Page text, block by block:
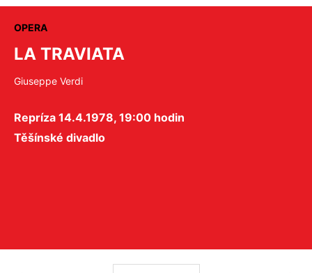
OPERA
LA TRAVIATA
Giuseppe Verdi
Repríza 14.4.1978, 19:00 hodin
Těšínské divadlo